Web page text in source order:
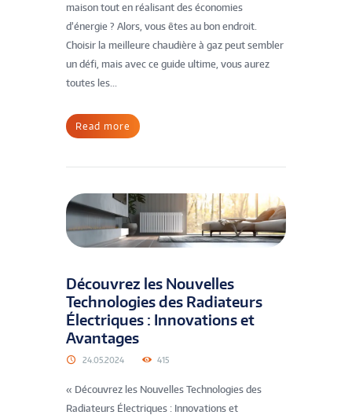
maison tout en réalisant des économies
d’énergie ? Alors, vous êtes au bon endroit.
Choisir la meilleure chaudière à gaz peut sembler
un défi, mais avec ce guide ultime, vous aurez
toutes les...
Read more
Découvrez les Nouvelles
Technologies des Radiateurs
Électriques : Innovations et
Avantages
24.05.2024 415
« Découvrez les Nouvelles Technologies des
Radiateurs Électriques : Innovations et